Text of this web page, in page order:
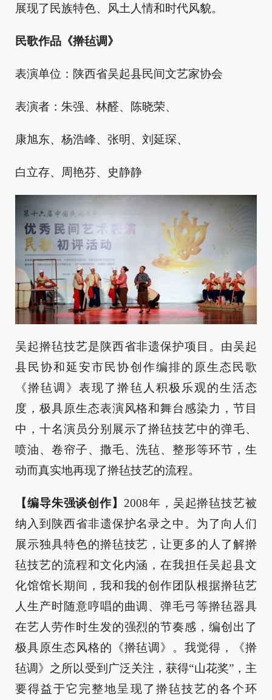
展现了民族特色、风土人情和时代风貌。
民歌作品《擀毡调》
表演单位：陕西省吴起县民间文艺家协会
表演者：朱强、林醛、陈晓荣、
康旭东、杨浩峰、张明、刘延琛、
白立存、周艳芬、史静静
吴起擀毡技艺是陕西省非遗保护项目。由吴起
县民协和延安市民协创作编排的原生态民歌
《擀毡调》表现了擀毡人积极乐观的生活态
度，极具原生态表演风格和舞台感染力，节目
中，十名演员分别展示了擀毡技艺中的弹毛、
喷油、卷帘子、撒毛、洗毡、整形等环节，生
动而真实地再现了擀毡技艺的流程。
【编导朱强谈创作】 2008年，吴起擀毡技艺被
纳入到陕西省非遗保护名录之中。为了向人们
展示独具特色的擀毡技艺，让更多的人了解擀
毡技艺的流程和文化内涵，在我担任吴起县文
化馆馆长期间，我和我的创作团队根据擀毡艺
人生产时随意哼唱的曲调、弹毛弓等擀毡器具
在艺人劳作时生发的强烈的节奏感，编创出了
极具原生态风格的《擀毡调》。我觉得，《擀
毡调》之所以受到广泛关注，获得“山花奖”，主
要得益于它完整地呈现了擀毡技艺的各个环